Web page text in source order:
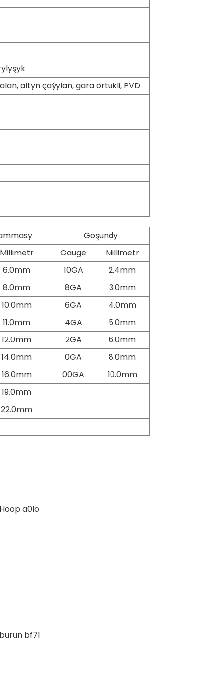
altyn çaýylan, gara örtükli, PVD
Goşundy
Millimetr
Gauge
Millimetr
6.0mm
10GA
2.4mm
8.0mm
8GA
3.0mm
10.0mm
6GA
4.0mm
11.0mm
4GA
5.0mm
12.0mm
2GA
6.0mm
14.0mm
0GA
8.0mm
16.0mm
00GA
10.0mm
19.0mm
22.0mm